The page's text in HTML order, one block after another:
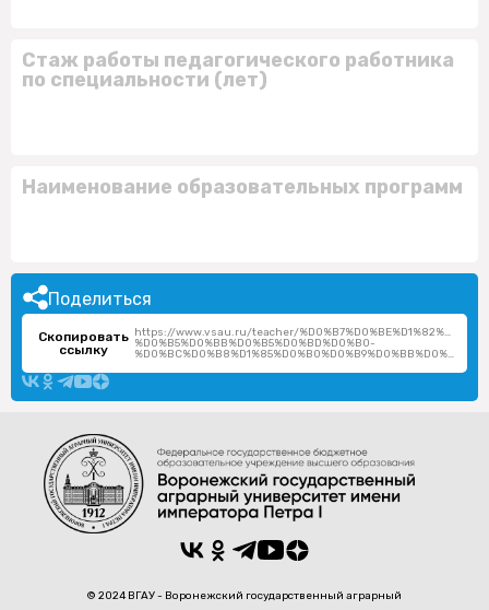
Стаж работы педагогического работника
по специальности (лет)
Наименование образовательных программ
Поделиться
Скопировать
ссылку
https://www.vsau.ru/teacher/
%D0%B5%D0%BB%D0%B5%D0%BD%D0%B0-
%D0%BC%D0%B8%D1%85%D0%B0%D0%B9%D0%BB%D0%BE%D0%B2%D0%BD%D0%B0/
© 2024 ВГАУ - Воронежский государственный аграрный